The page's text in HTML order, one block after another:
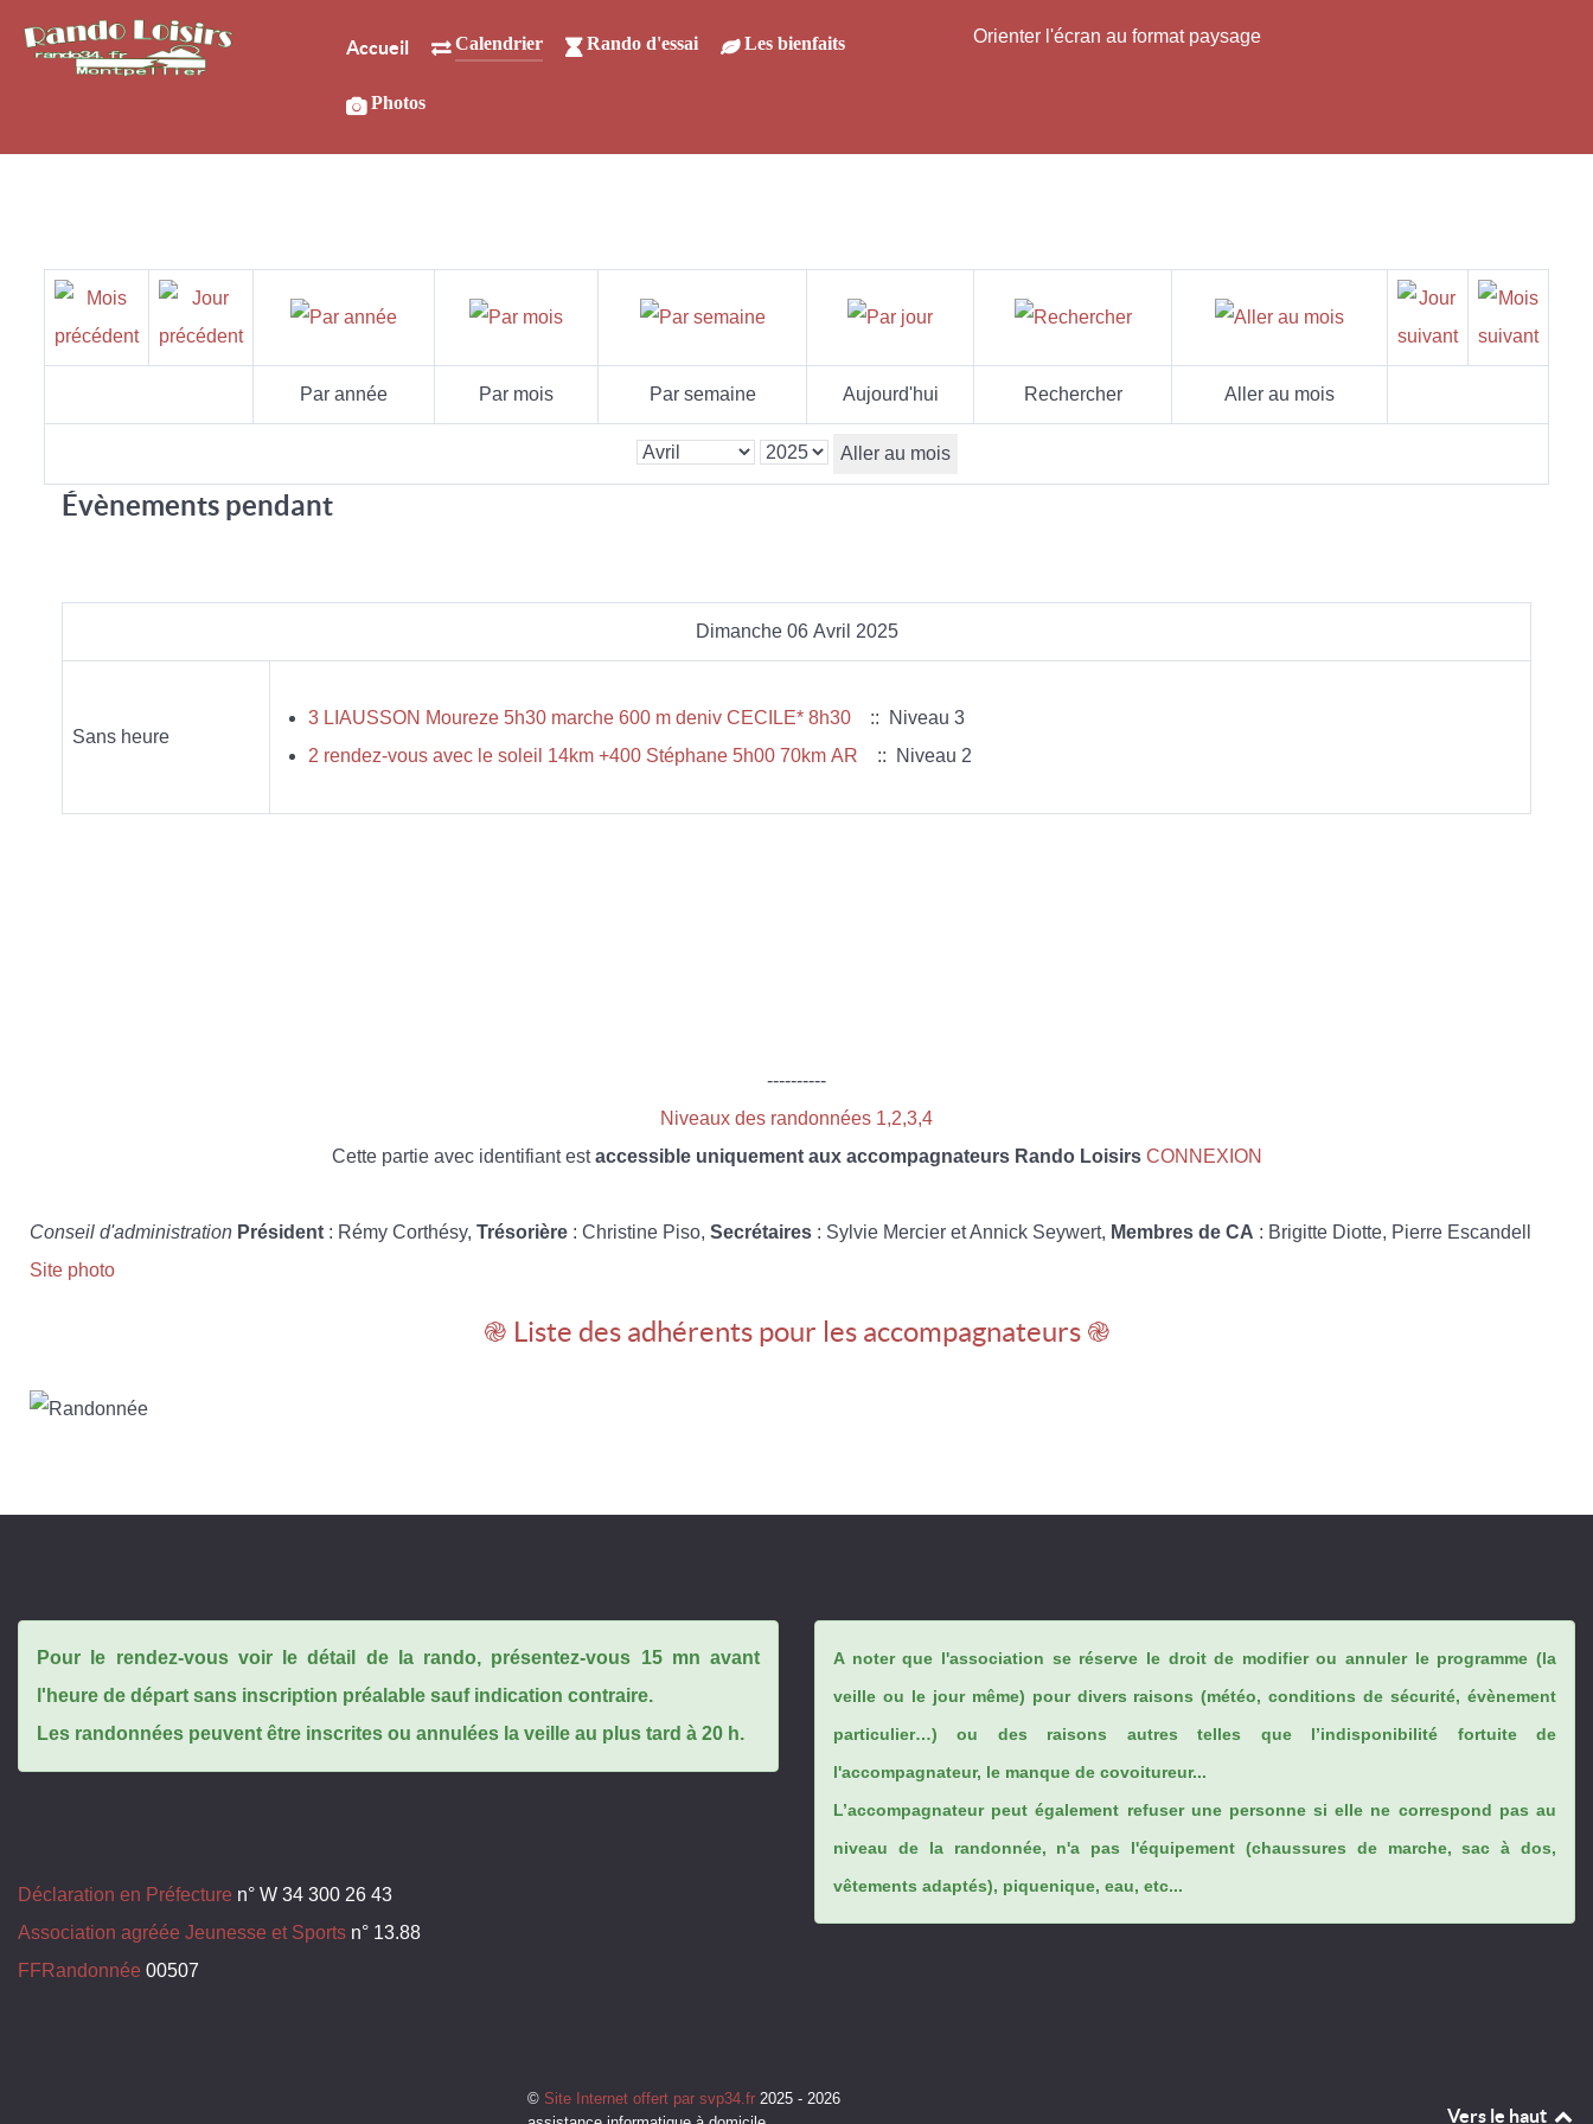
Accueil Calendrier Rando d'essai Les bienfaits
Photos
Orienter l'écran au format paysage
Par année Par mois Par semaine Aujourd'hui Rechercher Aller au mois
Aller au mois
Évènements pendant
Dimanche 06 Avril 2025
Sans heure
3 LIAUSSON Moureze 5h30 marche 600 m deniv CECILE* 8h30
:: Niveau 3
2 rendez-vous avec le soleil 14km +400 Stéphane 5h00 70km AR
:: Niveau 2
----------
Niveaux des randonnées 1,2,3,4
Cette partie avec identifiant estaccessible uniquement aux accompagnateurs Rando Loisirs CONNEXION
Conseil d'administration Président : Rémy Corthésy, Trésorière : Christine Piso, Secrétaires : Sylvie Mercier et Annick Seywert, Membres de CA : Brigitte Diotte, Pierre Escandell
Site photo
֎ Liste des adhérents pour les accompagnateurs ֎
Pour le rendez-vous voir le détail de la rando, présentez-vous 15 mn avant
l'heure de départ sans inscription préalable sauf indication contraire.
Les randonnées peuvent être inscrites ou annulées la veille au plus tard à 20 h.
Déclaration en Préfecture n° W 34 300 26 43
Association agréée Jeunesse et Sports n° 13.88
FFRandonnée 00507
A noter que l'association se réserve le droit de modifier ou annuler le programme (la
veille ou le jour même) pour divers raisons (météo, conditions de sécurité, évènement
particulier…) ou des raisons autres telles que l’indisponibilité fortuite de
l'accompagnateur, le manque de covoitureur...
L’accompagnateur peut également refuser une personne si elle ne correspond pas au
niveau de la randonnée, n'a pas l'équipement (chaussures de marche, sac à dos,
vêtements adaptés), piquenique, eau, etc...
© Site Internet offert par svp34.fr 2025 - 2026
Vers le haut